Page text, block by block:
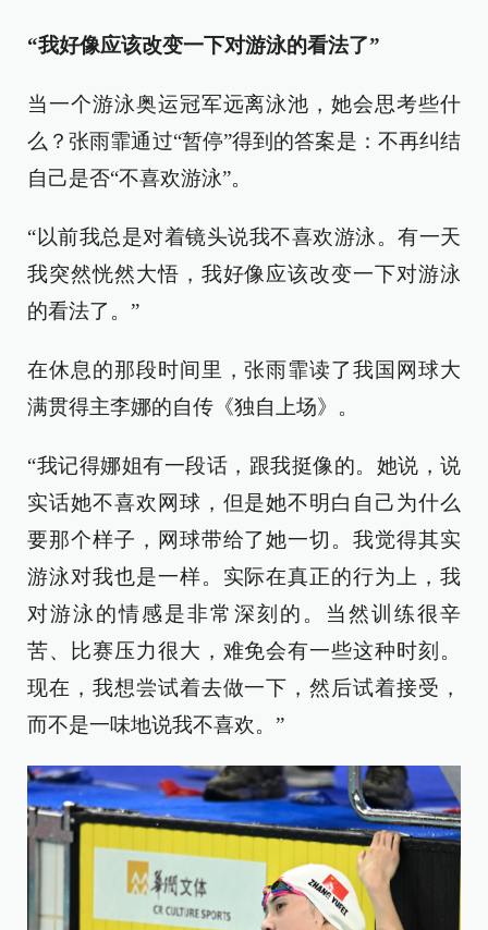
“我好像应该改变一下对游泳的看法了”
当一个游泳奥运冠军远离泳池，她会思考些什
么？张雨霏通过“暂停”得到的答案是：不再纠结
自己是否“不喜欢游泳”。
“以前我总是对着镜头说我不喜欢游泳。有一天
我突然恍然大悟，我好像应该改变一下对游泳
的看法了。”
在休息的那段时间里，张雨霏读了我国网球大
满贯得主李娜的自传《独自上场》。
“我记得娜姐有一段话，跟我挺像的。她说，说
实话她不喜欢网球，但是她不明白自己为什么
要那个样子，网球带给了她一切。我觉得其实
游泳对我也是一样。实际在真正的行为上，我
对游泳的情感是非常深刻的。当然训练很辛
苦、比赛压力很大，难免会有一些这种时刻。
现在，我想尝试着去做一下，然后试着接受，
而不是一味地说我不喜欢。”